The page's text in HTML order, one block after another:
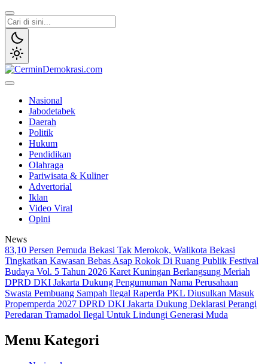
Lewati
ke
konten
Nasional
Jabodetabek
Daerah
Politik
Hukum
Pendidikan
Olahraga
Pariwisata & Kuliner
Advertorial
Iklan
Video Viral
Opini
News
83,10 Persen Pemuda Bekasi Tak Merokok, Walikota Bekasi
Tingkatkan Kawasan Bebas Asap Rokok Di Ruang Publik Festival
Budaya Vol. 5 Tahun 2026 Karet Kuningan Berlangsung Meriah
DPRD DKI Jakarta Dukung Pengumuman Nama Perusahaan
Swasta Pembuang Sampah Ilegal Raperda PKL Diusulkan Masuk
Propemperda 2027 DPRD DKI Jakarta Dukung Deklarasi Perangi
Peredaran Tramadol Ilegal Untuk Lindungi Generasi Muda
Menu Kategori